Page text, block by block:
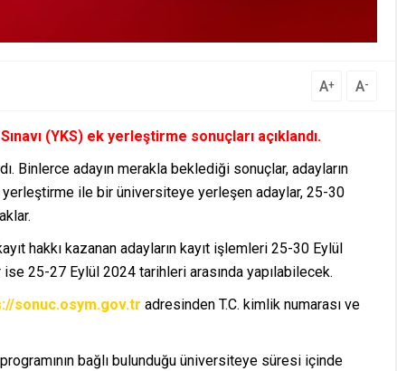
A+ A-
(YKS) ek yerleştirme sonuçları açıklandı.
Binlerce adayın merakla beklediği sonuçlar, adayların
ile bir üniversiteye yerleşen adaylar, 25-30
hakkı kazanan adayların kayıt işlemleri 25-30 Eylül
25-27 Eylül 2024 tarihleri arasında yapılabilecek.
sonuc.osym.gov.tr adresinden T.C. kimlik numarası ve
bağlı bulunduğu üniversiteye süresi içinde